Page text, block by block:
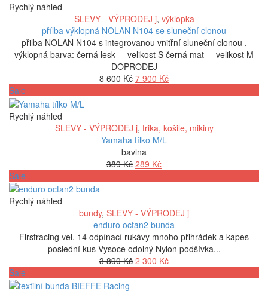
990 Kč. 700 Kč.
Rychlý náhled
SLEVY - VÝPRODEJ j, výklopka
přílba výklopná NOLAN N104 se sluneční clonou
přilba NOLAN N104 s integrovanou vnitřní sluneční clonou ,
výklopná barva: černá lesk velikost S černá mat velikost M
DOPRODEJ
8 600Kč Původní
600 Kč.
7 900 KčAktuální
900 Kč.
Sale
Rychlý náhled
SLEVY - VÝPRODEJ j, trika, košile, mikiny
Yamaha tílko M/L
bavlna
389Kč Původní
289 KčAktuální
Sale
Rychlý náhled
bundy, SLEVY - VÝPRODEJ j
enduro octan2 bunda
Firstracing vel. 14 odpínací rukávy mnoho přihrádek a kapes
poslední kus Vysoce odolný Nylon podšívka...
3 890Kč Původní
2 300 KčAktuální
Sale